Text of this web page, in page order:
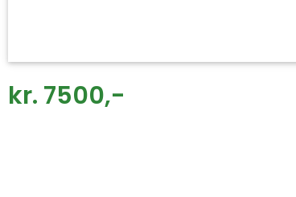
kr. 7500,-